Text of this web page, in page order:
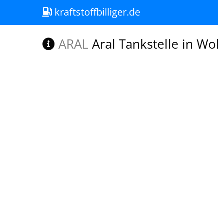
kraftstoffbilliger.de
ARAL Aral Tankstelle in